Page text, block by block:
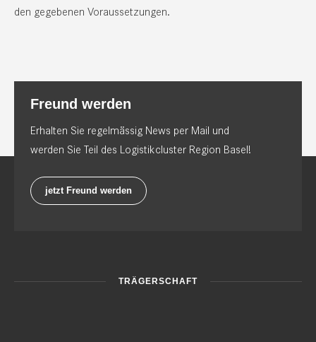
den gegebenen Voraussetzungen.
Freund werden
Erhalten Sie regelmässig News per Mail und
werden Sie Teil des Logistikcluster Region Basel!
jetzt Freund werden
TRÄGERSCHAFT